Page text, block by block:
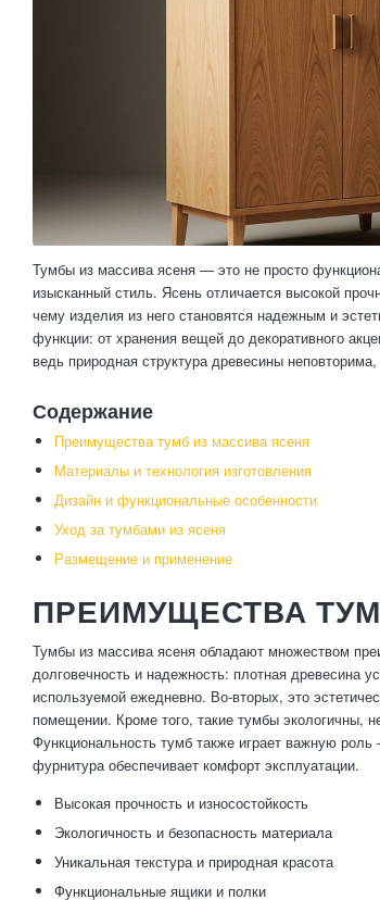
Тумбы из массива ясеня — это не просто
изысканный стиль. Ясень отличается высокой
чему изделия из него становятся надежным и
функции: от хранения вещей до декоративного
ведь природная структура древесины
Содержание
Преимущества тумб из массива ясеня
Материалы и технология изготовления
Дизайн и функциональные особенности
Уход за тумбами из ясеня
Размещение и применение
ПРЕИМУЩЕСТВА
Тумбы из массива ясеня обладают множеством
долговечность и надежность: плотная древесина
используемой ежедневно. Во-вторых, это
помещении. Кроме того, такие тумбы экологичны,
Функциональность тумб также играет важную
фурнитура обеспечивает комфорт эксплуатации.
Высокая прочность и износостойкость
Экологичность и безопасность материала
Уникальная текстура и природная красота
Функциональные ящики и полки